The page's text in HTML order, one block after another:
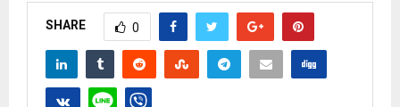
SHARE 0